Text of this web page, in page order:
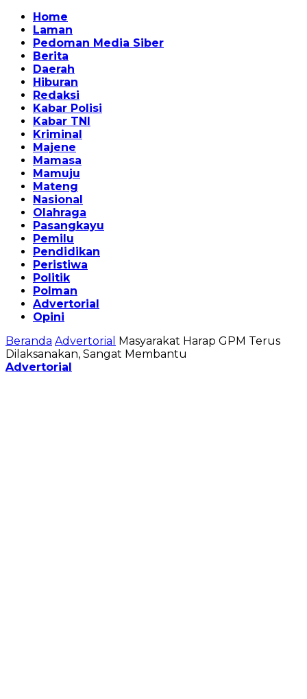
Home
Laman
Pedoman Media Siber
Berita
Daerah
Hiburan
Redaksi
Kabar Polisi
Kabar TNI
Kriminal
Majene
Mamasa
Mamuju
Mateng
Nasional
Olahraga
Pasangkayu
Pemilu
Pendidikan
Peristiwa
Politik
Polman
Advertorial
Opini
Beranda Advertorial Masyarakat Harap GPM Terus
Dilaksanakan, Sangat Membantu
Advertorial